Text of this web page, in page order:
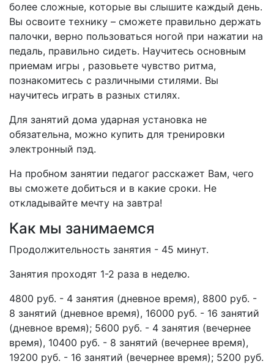
более сложные, которые вы слышите каждый день.
Вы освоите технику – сможете правильно держать
палочки, верно пользоваться ногой при нажатии на
педаль, правильно сидеть. Научитесь основным
приемам игры , разовьете чувство ритма,
познакомитесь с различными стилями. Вы
научитесь играть в разных стилях.
Для занятий дома ударная установка не
обязательна, можно купить для тренировки
электронный пэд.
На пробном занятии педагог расскажет Вам, чего
вы сможете добиться и в какие сроки. Не
откладывайте мечту на завтра!
Как мы занимаемся
Продолжительность занятия - 45 минут.
Занятия проходят 1-2 раза в неделю.
4800 руб. - 4 занятия (дневное время), 8800 руб. -
8 занятий (дневное время), 16000 руб. - 16 занятий
(дневное время); 5600 руб. - 4 занятия (вечернее
время), 10400 руб. - 8 занятий (вечернее время),
19200 руб. - 16 занятий (вечернее время); 5200 руб.